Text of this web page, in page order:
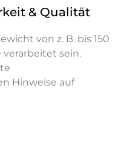
& Qualität
von z. B. bis 150
sein.
Hinweise auf